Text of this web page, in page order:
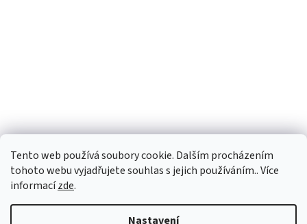
Tento web používá soubory cookie. Dalším procházením
tohoto webu vyjadřujete souhlas s jejich používáním.. Více
informacízde.
Nastavení